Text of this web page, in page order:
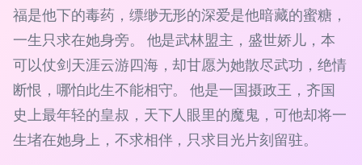
福是他下的毒药，缥缈无形的深爱是他暗藏的蜜糖，
一生只求在她身旁。 他是武林盟主，盛世娇儿，本
可以仗剑天涯云游四海，却甘愿为她散尽武功，绝情
断恨，哪怕此生不能相守。 他是一国摄政王，齐国
史上最年轻的皇叔，天下人眼里的魔鬼，可他却将一
生堵在她身上，不求相伴，只求目光片刻留驻。